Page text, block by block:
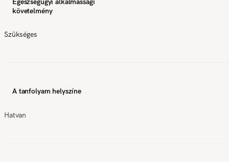
követelmény
Szükséges
A tanfolyam helyszíne
Hatvan